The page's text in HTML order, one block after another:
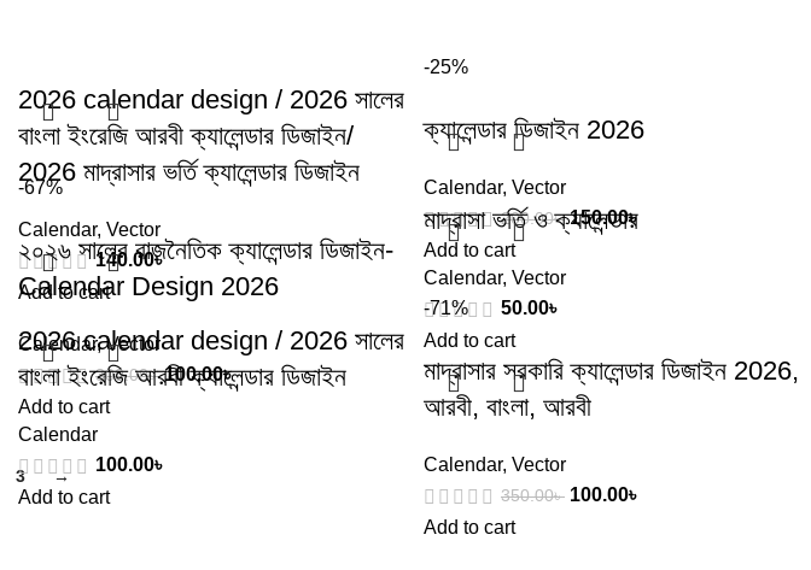
2026 calendar design / 2026 সালের
বাংলা ইংরেজি আরবী ক্যালেন্ডার ডিজাইন/
2026 মাদ্রাসার ভর্তি ক্যালেন্ডার ডিজাইন
Calendar, Vector
140.00৳
Add to cart
-25%
ক্যালেন্ডার ডিজাইন 2026
Calendar, Vector
200.00৳ 150.00৳
Add to cart
-67%
২০২৬ সালের রাজনৈতিক ক্যালেন্ডার ডিজাইন-
Calendar Design 2026
Calendar,Vector
300.00৳ 100.00৳
Add to cart
মাদ্রাসা ভর্তি ও ক্যালেন্ডার
Calendar, Vector
50.00৳
Add to cart
2026 calendar design / 2026 সালের
বাংলা ইংরেজি আরবী ক্যালেন্ডার ডিজাইন
Calendar
100.00৳
Add to cart
-71%
মাদ্রাসার সরকারি ক্যালেন্ডার ডিজাইন 2026,
আরবী, বাংলা, আরবী
Calendar, Vector
350.00৳ 100.00৳
Add to cart
3 →